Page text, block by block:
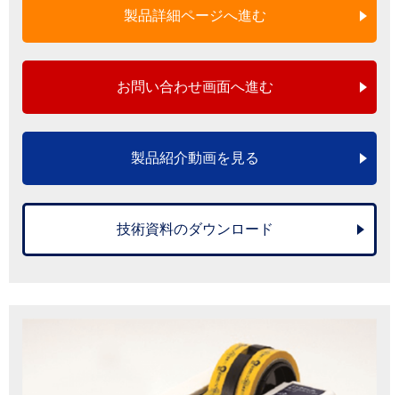
製品詳細ページへ進む
お問い合わせ画面へ進む
製品紹介動画を見る
技術資料のダウンロード